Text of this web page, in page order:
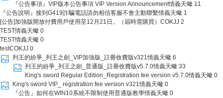
『公告事項』VIP版本公告事項 VIP Version Announcement情義天蠍 11
『公告說明』接到G419詐騙電話請勿相信客服不會主動聯繫情義天蠍 1
[公告]加強版開放付費用戶使用至12月21日。（屆時需購買） COKJJ 2
TEST情義天蠍 0
TEST情義天蠍 0
testCOKJJ 0
列王的紛爭_列王之劍_VIP加強版_註冊收費版v321情義天蠍 6
列王的紛爭_列王之劍_普通版_註冊收費版v5.7.0情義天蠍 33
King's sword Regular Edition_Registration fee version v5.7.0情義天蠍 0
King's sword VIP_ registration fee version v321情義天蠍 0
『公告』如何在WIN10系統不限制使用普通版教學情義天蠍 0